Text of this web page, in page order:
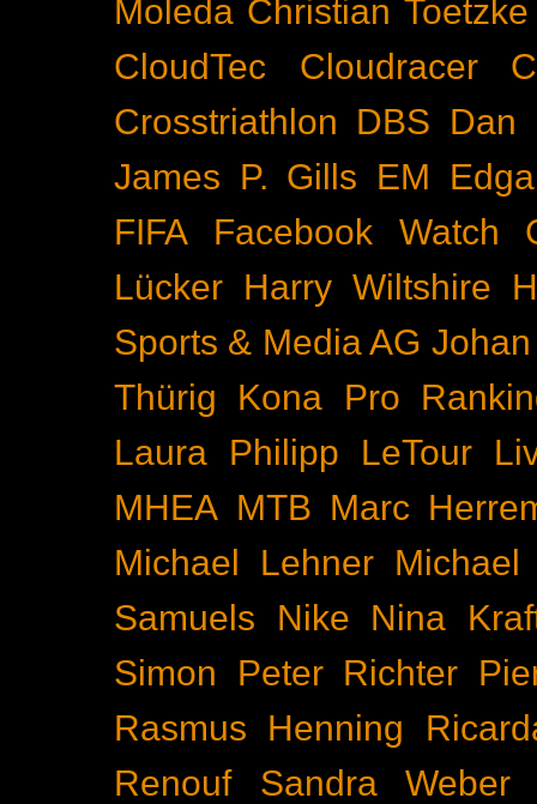
Moleda Christian Toetzke
CloudTec
Cloudracer
Crosstriathlon DBS Dan
James P. Gills EM
FIFA
Facebook Watch
Lücker Harry Wiltshire
Sports & Media AG
Thürig
Kona Pro
Laura Philipp
LeTour
MHEA MTB Marc
Michael Lehner Michael
Samuels
Nike
Nina
Simon
Peter Richter
Rasmus Henning
Renouf
Sandra Weber